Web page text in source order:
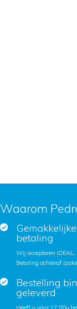
Waarom
betaling
Wij accepteren
Betaling achteraf
Bestelling
geleverd
Heeft u voor 17:00u